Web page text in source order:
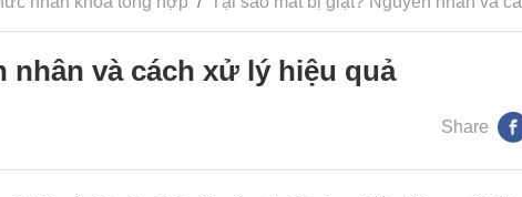
nhân và cách xử lý hiệu quả
Share